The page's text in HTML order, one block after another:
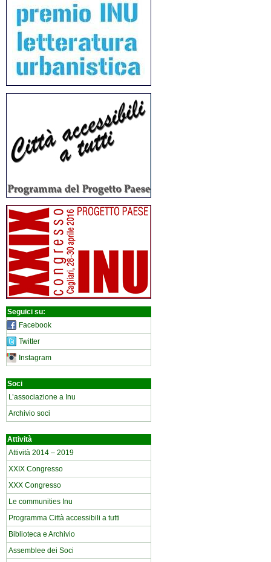
Seguici su:
Facebook
Twitter
Instagram
Soci
L’associazione a Inu
Archivio soci
Attività
Attività 2014 – 2019
XXIX Congresso
XXX Congresso
Le communities Inu
Programma Città accessibili a tutti
Biblioteca e Archivio
Assemblee dei Soci